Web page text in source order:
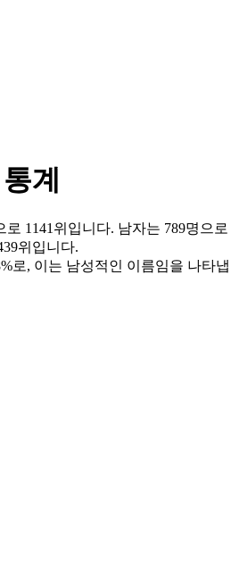
계
1141위입니다. 남자는 789명으로
위입니다.
%로, 이는 남성적인 이름임을 나타냅